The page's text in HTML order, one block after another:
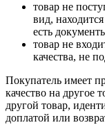
товар не
вид,
есть
товар не
качества, не
Покупатель имеет
качество на другое
другой товар,
доплатой или